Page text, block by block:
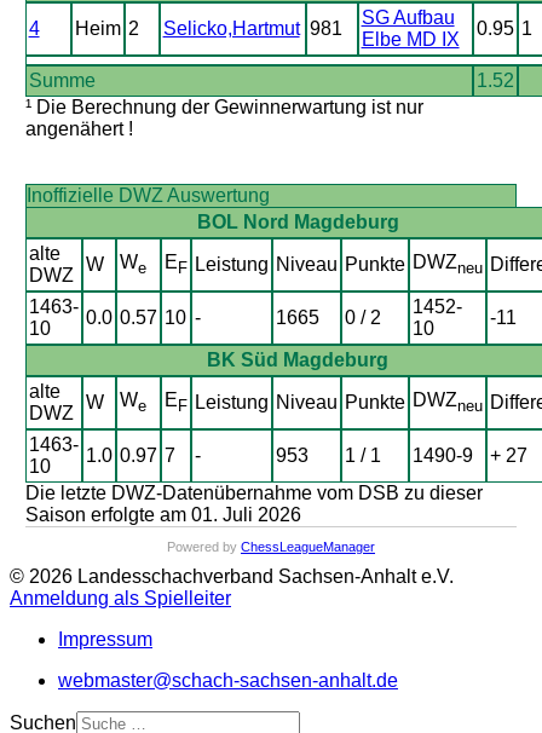
4 Heim 2 Selicko,Hartmut 981
SG Aufbau
Elbe MD IX
0.95 1
Summe
1.52
¹ Die Berechnung der Gewinnerwartung ist nur
angenähert !
Inoffizielle DWZ Auswertung
BOL Nord Magdeburg
alte
DWZ
W We E F Leistung Niveau Punkte DWZneu
1463-
10
0.0 0.57 10 - 1665 0 / 2
1452-
10
-11
BK Süd Magdeburg
alte
DWZ
W We E F Leistung Niveau Punkte DWZneu
1463-
10
1.0 0.97 7 - 953 1 / 1 1490-9
+ 27
Die letzte DWZ-Datenübernahme vom DSB zu dieser
Saison erfolgte am 01. Juli 2026
Powered by ChessLeagueManager
© 2026 Landesschachverband Sachsen-Anhalt e.V.
Anmeldung als Spielleiter
Impressum
webmaster@schach-sachsen-anhalt.de
Suchen